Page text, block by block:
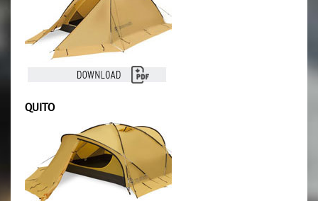
QUITO